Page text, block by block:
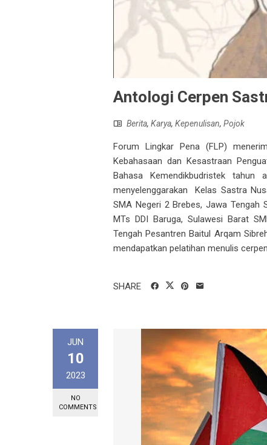
Antologi Cerpen
Berita, Karya, Kepenulisan, Pojok
Forum Lingkar Pena (FLP)
Kebahasaan dan Kesastraan
Bahasa Kemendikbudristek
menyelenggarakan Kelas Sastra
SMA Negeri 2 Brebes, Jawa Tengah
MTs DDI Baruga, Sulawesi Barat
Tengah Pesantren Baitul Arqam
mendapatkan pelatihan menulis
SHARE
JUN
10
2023
NO
COMMENTS